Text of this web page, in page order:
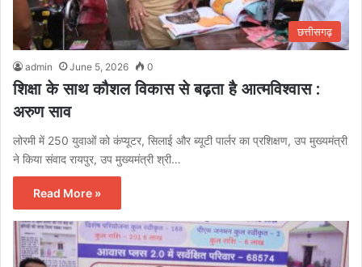
छत्तीसगढ़
admin June 5, 2026 0
शिक्षा के साथ कौशल विकास से बढ़ता है आत्मविश्वास :
अरुण साव
लोरमी में 250 युवाओं को कंप्यूटर, सिलाई और ब्यूटी पार्लर का प्रशिक्षण, उप मुख्यमंत्री
ने किया संवाद रायपुर, उप मुख्यमंत्री श्री…
Read More »